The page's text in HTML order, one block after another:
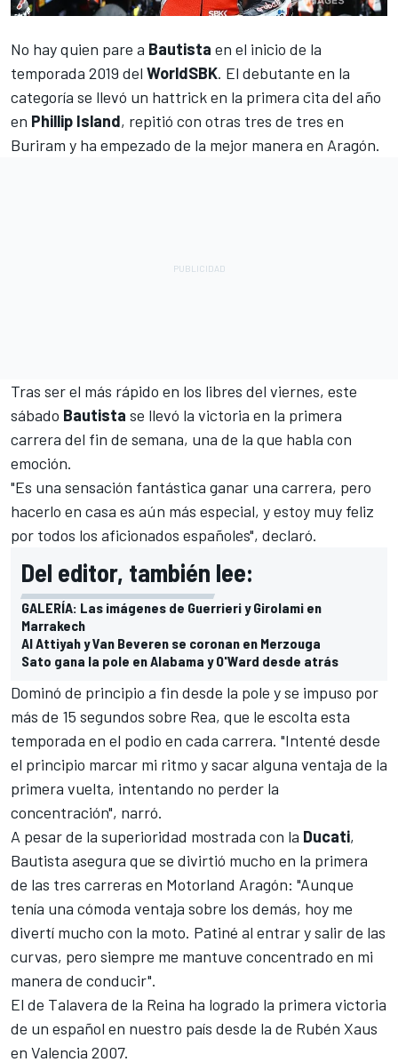
No hay quien pare a Bautista en el inicio de la
temporada 2019 del WorldSBK. El debutante en la
categoría se llevó un hattrick en la primera cita del año
en Phillip Island, repitió con otras tres de tres en
Buriram y ha empezado de la mejor manera en Aragón.
Tras ser el más rápido en los libres del viernes, este
sábado Bautista se llevó la victoria en la primera
carrera del fin de semana, una de la que habla con
emoción.
"Es una sensación fantástica ganar una carrera, pero
hacerlo en casa es aún más especial, y estoy muy feliz
por todos los aficionados españoles", declaró.
Del editor, también lee:
GALERÍA: Las imágenes de Guerrieri y Girolami en
Marrakech
Al Attiyah y Van Beveren se coronan en Merzouga
Sato gana la pole en Alabama y O'Ward desde atrás
Dominó de principio a fin desde la pole y se impuso por
más de 15 segundos sobre Rea, que le escolta esta
temporada en el podio en cada carrera. "Intenté desde
el principio marcar mi ritmo y sacar alguna ventaja de la
primera vuelta, intentando no perder la
concentración", narró.
A pesar de la superioridad mostrada con la Ducati,
Bautista asegura que se divirtió mucho en la primera
de las tres carreras en Motorland Aragón: "Aunque
tenía una cómoda ventaja sobre los demás, hoy me
divertí mucho con la moto. Patiné al entrar y salir de las
curvas, pero siempre me mantuve concentrado en mi
manera de conducir".
El de Talavera de la Reina ha logrado la primera victoria
de un español en nuestro país desde la de Rubén Xaus
en Valencia 2007.